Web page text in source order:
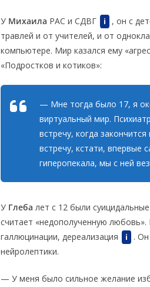
У Михаила РАС и СДВГ i
, он с
травлей и от учителей, и от
компьютере. Мир казался ему
«Подростков и котиков»:
— Мне тогда было 17, я
виртуальный мир.
встречу, когда
встречу, кстати, впервые
гиперопекала, мы с ней
У Глеба лет с 12 были
считает «недополученную
галлюцинации, дереализация i
.
нейролептики.
— У меня было сильное желание